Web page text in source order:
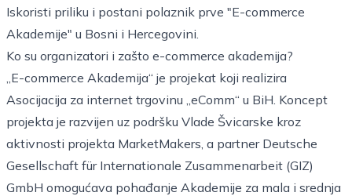
Iskoristi priliku i postani polaznik prve "E-commerce
Akademije" u Bosni i Hercegovini.
Ko su organizatori i zašto e-commerce akademija?
„E-commerce Akademija“ je projekat koji realizira
Asocijacija za internet trgovinu „eComm“ u BiH. Koncept
projekta je razvijen uz podršku Vlade Švicarske kroz
aktivnosti projekta MarketMakers, a partner Deutsche
Gesellschaft für Internationale Zusammenarbeit (GIZ)
GmbH omogućava pohađanje Akademije za mala i srednja